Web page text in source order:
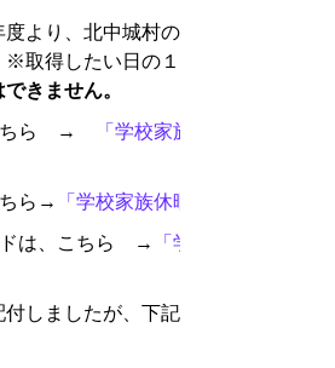
より、北中城村の小中学校で「学
※取得したい日の１週間前には申請
きません。
ちら →
「学校家族休暇制度パンフ
ら→
「学校家族休暇制度実施要項」
は、こちら →
「学校家族休暇制度
しましたが、下記の文字をクリッ